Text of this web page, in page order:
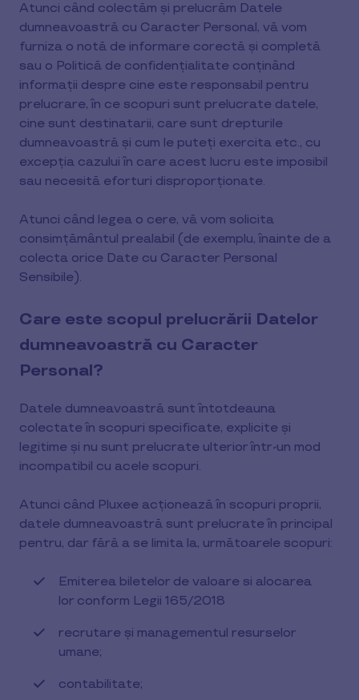
Atunci când colectăm și prelucrăm Datele
dumneavoastră cu Caracter Personal, vă vom
furniza o notă de informare corectă și completă
sau o Politică de confidențialitate conținând
informații despre cine este responsabil pentru
prelucrare, în ce scopuri sunt prelucrate datele,
cine sunt destinatarii, care sunt drepturile
dumneavoastră și cum le puteți exercita etc., cu
excepția cazului în care acest lucru este imposibil
sau necesită eforturi disproporționate.
Atunci când legea o cere, vă vom solicita
consimțământul prealabil (de exemplu, înainte de a
colecta orice Date cu Caracter Personal
Sensibile).
Care este scopul prelucrării Datelor
dumneavoastră cu Caracter
Personal?
Datele dumneavoastră sunt întotdeauna
colectate în scopuri specificate, explicite și
legitime și nu sunt prelucrate ulterior într-un mod
incompatibil cu acele scopuri.
Atunci când Pluxee acționează în scopuri proprii,
datele dumneavoastră sunt prelucrate în principal
pentru, dar fără a se limita la, următoarele scopuri:
Emiterea biletelor de valoare si alocarea
lor conform Legii 165/2018
recrutare și managementul resurselor
umane;
contabilitate;